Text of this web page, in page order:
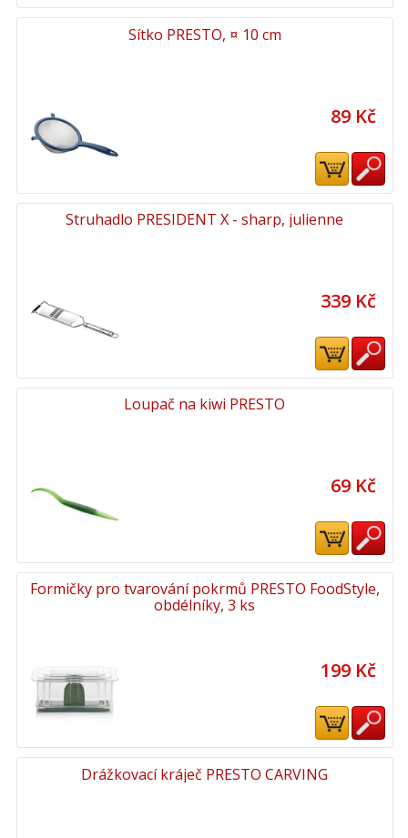
Sítko PRESTO, ¤ 10 cm
89 Kč
Struhadlo PRESIDENT X - sharp, julienne
339 Kč
Loupač na kiwi PRESTO
69 Kč
Formičky pro tvarování pokrmů PRESTO FoodStyle,
obdélníky, 3 ks
199 Kč
Drážkovací kráječ PRESTO CARVING